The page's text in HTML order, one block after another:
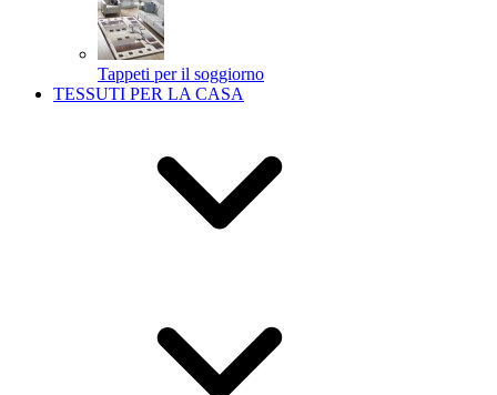
Tappeti per il soggiorno
TESSUTI PER LA CASA